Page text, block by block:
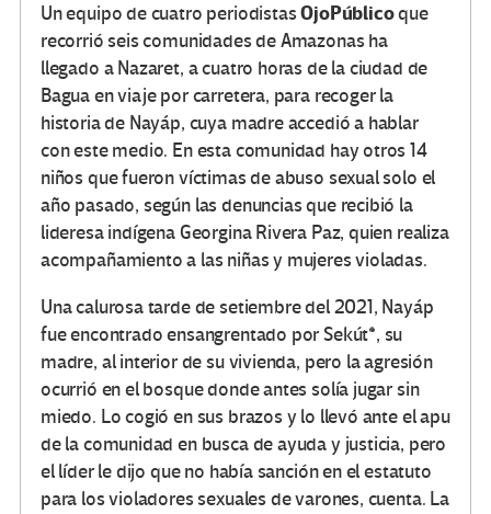
Un equipo de cuatro periodistasOjoPúblicoque
recorrió seis comunidades de Amazonas ha
llegado a Nazaret, a cuatro horas de la ciudad de
Bagua en viaje por carretera, para recoger la
historia de Nayáp, cuya madre accedió a hablar
con este medio. En esta comunidad hay otros 14
niños que fueron víctimas de abuso sexual solo el
año pasado, según las denuncias que recibió la
lideresa indígena Georgina Rivera Paz, quien realiza
acompañamiento a las niñas y mujeres violadas.
Una calurosa tarde de setiembre del 2021, Nayáp
fue encontrado ensangrentado por Sekút*, su
madre, al interior de su vivienda, pero la agresión
ocurrió en el bosque donde antes solía jugar sin
miedo. Lo cogió en sus brazos y lo llevó ante el apu
de la comunidad en busca de ayuda y justicia, pero
el líder le dijo que no había sanción en el estatuto
para los violadores sexuales de varones, cuenta. La